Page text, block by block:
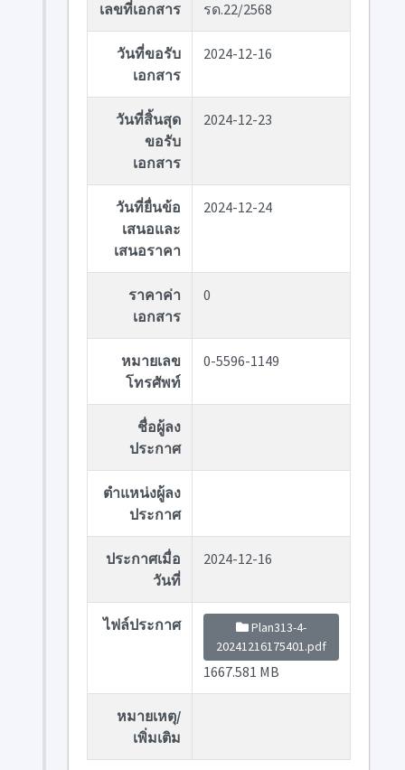
เลขที่เอกสาร รด.22/2568
วันที่ขอรับ
เอกสาร
2024-12-16
วันที่สิ้นสุด
ขอรับ
เอกสาร
2024-12-23
วันที่ยื่นข้อ
เสนอและ
เสนอราคา
2024-12-24
ราคาค่า
เอกสาร
0
หมายเลข
โทรศัพท์
0-5596-1149
ชื่อผู้ลง
ประกาศ
ตำแหน่งผู้ลง
ประกาศ
ประกาศเมื่อ
วันที่
2024-12-16
ไฟล์ประกาศ
Plan313-4-
20241216175401.pdf
1667.581 MB
หมายเหตุ/
เพิ่มเติม